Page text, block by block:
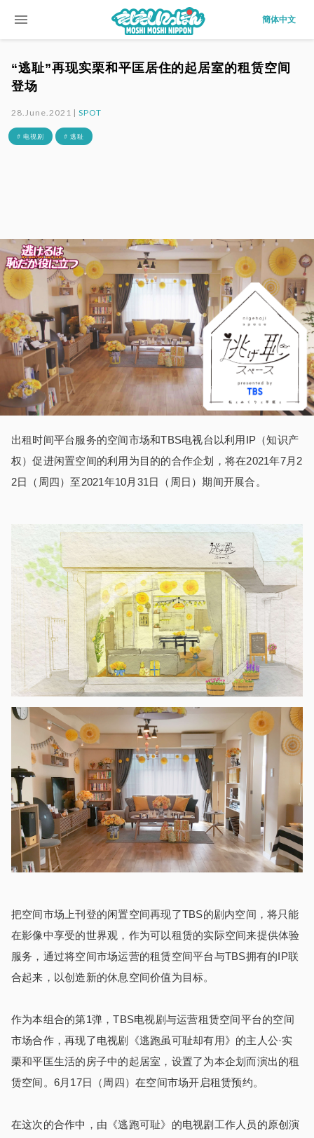
menu 簡体中文
“逃耻”再现实栗和平匡居住的起居室的租赁空间
登场
28.June.2021 |SPOT
# 电视剧 # 逃耻
出租时间平台服务的空间市场和TBS电视台以利用IP （知识产
权）促进闲置空间的利用为目的的合作企划，将在2021年7月 2
2日（周四）至2021年10月 31日（周日）期间开展合。
把空间市场上刊登的闲置空间再现了TBS的剧内空间，将只能
在影像中享受的世界观，作为可以租赁的实际空间来提供体验
服务，通过将空间市场运营的租赁空间平台与TBS拥有的IP联
合起来，以创造新的休息空间价值为目标。
作为本组合的第1弹，TBS电视剧与运营租赁空间平台的空间
市场合作，再现了电视剧《逃跑虽可耻却有用》的主人公·实
栗和平匡生活的房子中的起居室，设置了为本企划而演出的租
赁空间。 6月 17日（周四）在空间市场开启租赁预约。
在这次的合作中，由《逃跑可耻》的电视剧工作人员的原创演